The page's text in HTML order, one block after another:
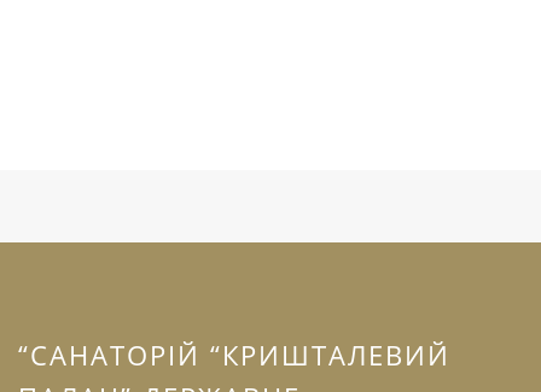
“САНАТОРІЙ “КРИШТАЛЕВИЙ